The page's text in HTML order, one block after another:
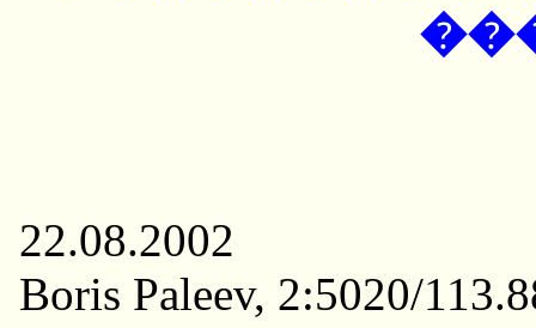
22.08.2002
Boris Paleev, 2:5020/